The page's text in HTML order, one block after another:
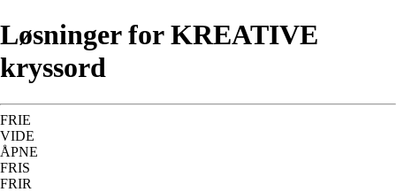
Løsninger for KREATIVE
kryssord
FRIE
VIDE
ÅPNE
FRIS
FRIR